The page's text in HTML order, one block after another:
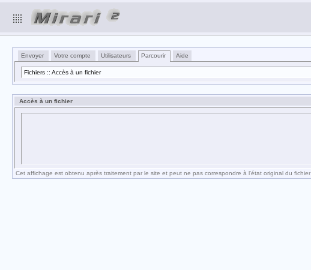
Envoyer Votre compte Utilisateurs Parcourir Aide
Fichiers :: Accès à un fichier
Accès à un fichier
Cet affichage est obtenu après traitement par le site et peut ne pas correspondre à l'état original du fichier